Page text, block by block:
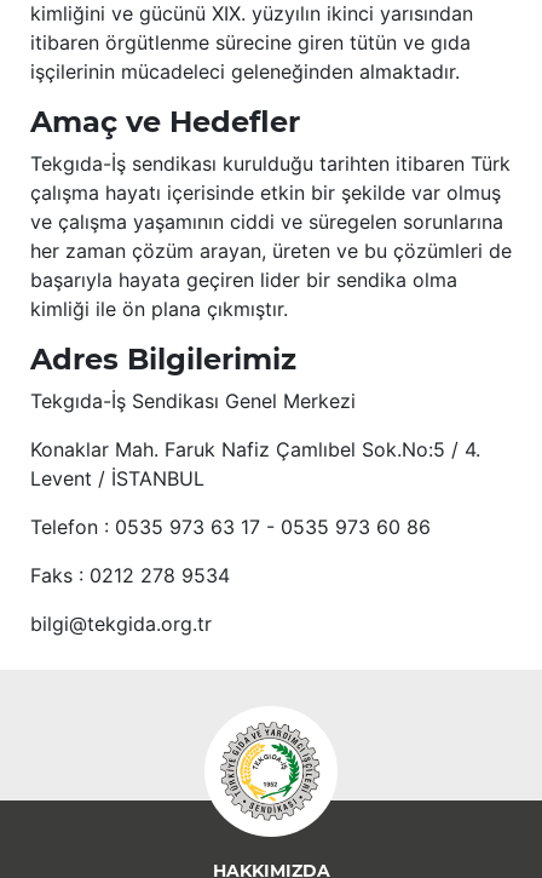
kimliğini ve gücünü XIX. yüzyılın ikinci yarısından
itibaren örgütlenme sürecine giren tütün ve gıda
işçilerinin mücadeleci geleneğinden almaktadır.
Amaç ve Hedefler
Tekgıda-İş sendikası kurulduğu tarihten itibaren Türk
çalışma hayatı içerisinde etkin bir şekilde var olmuş
ve çalışma yaşamının ciddi ve süregelen sorunlarına
her zaman çözüm arayan, üreten ve bu çözümleri de
başarıyla hayata geçiren lider bir sendika olma
kimliği ile ön plana çıkmıştır.
Adres Bilgilerimiz
Tekgıda-İş Sendikası Genel Merkezi
Konaklar Mah. Faruk Nafiz Çamlıbel Sok.No:5 / 4.
Levent / İSTANBUL
Telefon : 0535 973 63 17 - 0535 973 60 86
Faks : 0212 278 9534
bilgi@tekgida.org.tr
HAKKIMIZDA